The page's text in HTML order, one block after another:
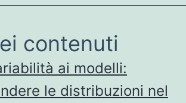
contenuti
ai modelli:
le distribuzioni nel